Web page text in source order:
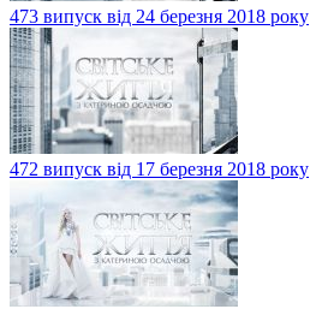
473 випуск від 24 березня 2018 року
472 випуск від 17 березня 2018 року